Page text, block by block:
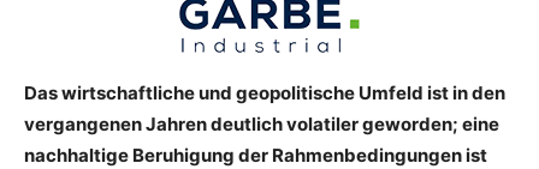
Das wirtschaftliche und geopolitische Umfeld ist in den
vergangenen Jahren deutlich volatiler geworden; eine
nachhaltige Beruhigung der Rahmenbedingungen ist